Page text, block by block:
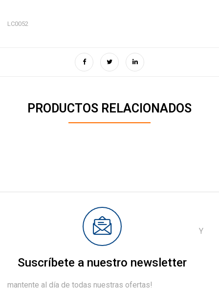
LC0052
PRODUCTOS RELACIONADOS
Suscríbete a nuestro newsletter
Y
mantente al día de todas nuestras ofertas!